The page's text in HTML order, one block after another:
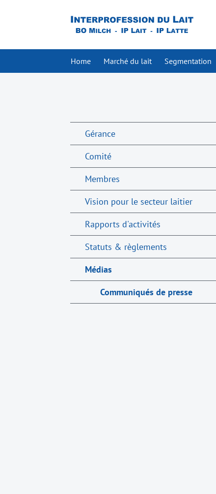
Home Marché du lait Segmentation
Gérance
Comité
Membres
Vision pour le secteur laitier
Rapports d'activités
Statuts & règlements
Médias
Communiqués de presse